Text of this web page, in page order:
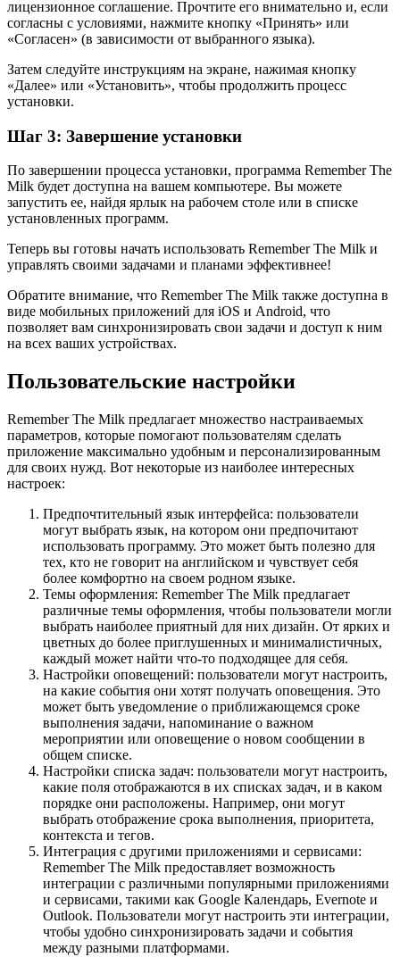
лицензионное соглашение. Прочтите его внимательно и, если
согласны с условиями, нажмите кнопку «Принять» или
«Согласен» (в зависимости от выбранного языка).
Затем следуйте инструкциям на экране, нажимая кнопку
«Далее» или «Установить», чтобы продолжить процесс
установки.
Шаг 3: Завершение установки
По завершении процесса установки, программа Remember The
Milk будет доступна на вашем компьютере. Вы можете
запустить ее, найдя ярлык на рабочем столе или в списке
установленных программ.
Теперь вы готовы начать использовать Remember The Milk и
управлять своими задачами и планами эффективнее!
Обратите внимание, что Remember The Milk также доступна в
виде мобильных приложений для iOS и Android, что
позволяет вам синхронизировать свои задачи и доступ к ним
на всех ваших устройствах.
Пользовательские настройки
Remember The Milk предлагает множество настраиваемых
параметров, которые помогают пользователям сделать
приложение максимально удобным и персонализированным
для своих нужд. Вот некоторые из наиболее интересных
настроек:
Предпочтительный язык интерфейса: пользователи
могут выбрать язык, на котором они предпочитают
использовать программу. Это может быть полезно для
тех, кто не говорит на английском и чувствует себя
более комфортно на своем родном языке.
Темы оформления: Remember The Milk предлагает
различные темы оформления, чтобы пользователи могли
выбрать наиболее приятный для них дизайн. От ярких и
цветных до более приглушенных и минималистичных,
каждый может найти что-то подходящее для себя.
Настройки оповещений: пользователи могут настроить,
на какие события они хотят получать оповещения. Это
может быть уведомление о приближающемся сроке
выполнения задачи, напоминание о важном
мероприятии или оповещение о новом сообщении в
общем списке.
Настройки списка задач: пользователи могут настроить,
какие поля отображаются в их списках задач, и в каком
порядке они расположены. Например, они могут
выбрать отображение срока выполнения, приоритета,
контекста и тегов.
Интеграция с другими приложениями и сервисами:
Remember The Milk предоставляет возможность
интеграции с различными популярными приложениями
и сервисами, такими как Google Календарь, Evernote и
Outlook. Пользователи могут настроить эти интеграции,
чтобы удобно синхронизировать задачи и события
между разными платформами.